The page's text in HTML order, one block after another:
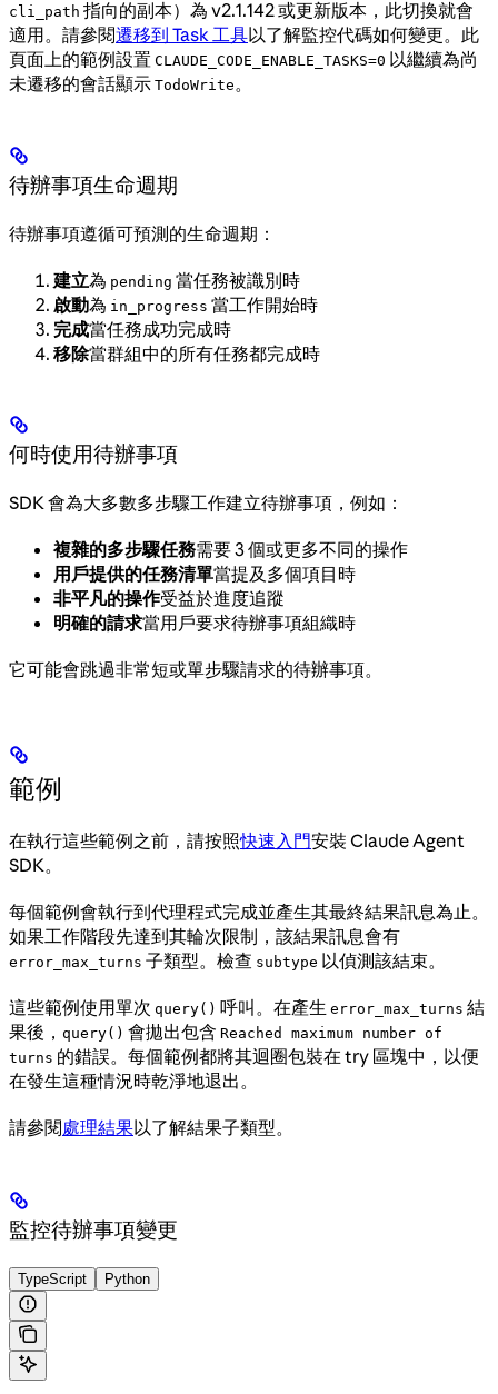
cli_path 指向的副本）為 v2.1.142 或更新版本，此切換就會
適用。請參閱遷移到 Task 工具以了解監控代碼如何變更。此
頁面上的範例設置 CLAUDE_CODE_ENABLE_TASKS=0 以繼續為尚
未遷移的會話顯示 TodoWrite。
待辦事項生命週期
待辦事項遵循可預測的生命週期：
建立為 pending 當任務被識別時
啟動為 in_progress 當工作開始時
完成當任務成功完成時
移除當群組中的所有任務都完成時
何時使用待辦事項
SDK 會為大多數多步驟工作建立待辦事項，例如：
複雜的多步驟任務需要 3 個或更多不同的操作
用戶提供的任務清單當提及多個項目時
非平凡的操作受益於進度追蹤
明確的請求當用戶要求待辦事項組織時
它可能會跳過非常短或單步驟請求的待辦事項。
範例
在執行這些範例之前，請按照快速入門安裝 Claude Agent
SDK。
每個範例會執行到代理程式完成並產生其最終結果訊息為止。
如果工作階段先達到其輪次限制，該結果訊息會有
error_max_turns 子類型。檢查 subtype 以偵測該結束。
這些範例使用單次 query() 呼叫。在產生 error_max_turns 結
果後， query() 會拋出包含 Reached maximum number of
turns 的錯誤。每個範例都將其迴圈包裝在 try 區塊中，以便
在發生這種情況時乾淨地退出。
請參閱處理結果以了解結果子類型。
監控待辦事項變更
TypeScript Python